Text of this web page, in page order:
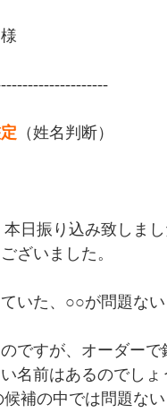
（姓名判断）
日振り込み致しまし
ざいました。
いた、○○が問題ない
ですが、オーダーで
名前はあるのでしょ
候補の中では問題な